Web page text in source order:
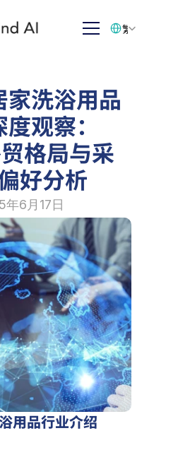
家洗浴用品
观察：
格局与采
好分析
年6月17日
用品行业介绍
繁体中文